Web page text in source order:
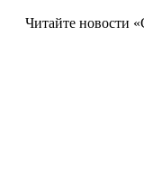
Читайте новости